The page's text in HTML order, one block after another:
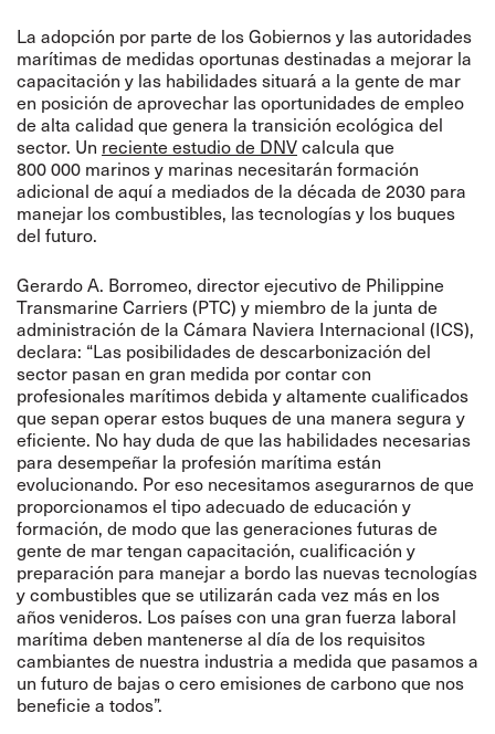
La adopción por parte de los Gobiernos y las autoridades
marítimas de medidas oportunas destinadas a mejorar la
capacitación y las habilidades situará a la gente de mar
en posición de aprovechar las oportunidades de empleo
de alta calidad que genera la transición ecológica del
sector. Un reciente estudio de DNVcalcula que
800 000 marinos y marinas necesitarán formación
adicional de aquí a mediados de la década de 2030 para
manejar los combustibles, las tecnologías y los buques
del futuro.
Gerardo A. Borromeo, director ejecutivo de Philippine
Transmarine Carriers (PTC) y miembro de la junta de
administración de la Cámara Naviera Internacional (ICS),
declara: “Las posibilidades de descarbonización del
sector pasan en gran medida por contar con
profesionales marítimos debida y altamente cualificados
que sepan operar estos buques de una manera segura y
eficiente. No hay duda de que las habilidades necesarias
para desempeñar la profesión marítima están
evolucionando. Por eso necesitamos asegurarnos de que
proporcionamos el tipo adecuado de educación y
formación, de modo que las generaciones futuras de
gente de mar tengan capacitación, cualificación y
preparación para manejar a bordo las nuevas tecnologías
y combustibles que se utilizarán cada vez más en los
años venideros. Los países con una gran fuerza laboral
marítima deben mantenerse al día de los requisitos
cambiantes de nuestra industria a medida que pasamos a
un futuro de bajas o cero emisiones de carbono que nos
beneficie a todos”.